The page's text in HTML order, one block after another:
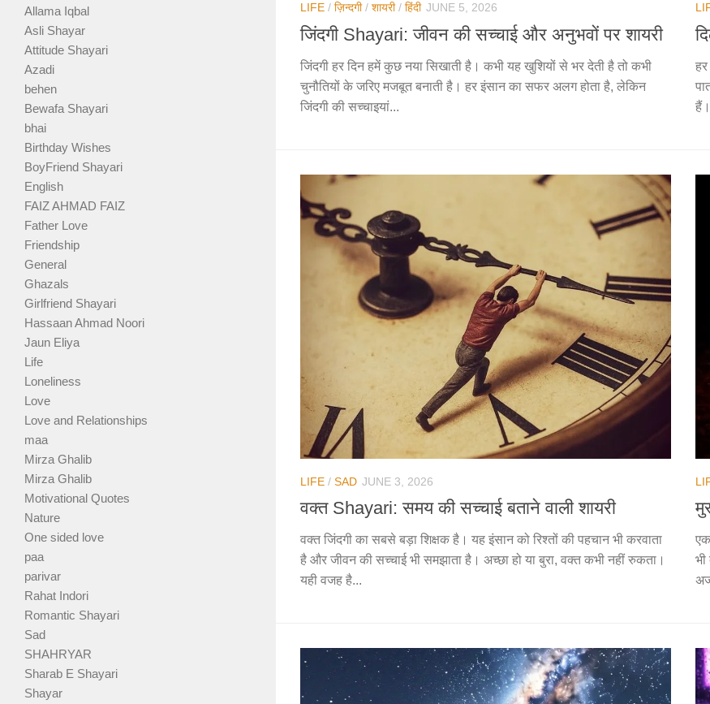
LIFE / ज़िन्दगी/ शायरी/ हिंदी JUNE 5, 2026
जिंदगी Shayari: जीवन की सच्चाई और अनुभवों पर शायरी
जिंदगी हर दिन हमें कुछ नया सिखाती है। कभी यह खुशियों से भर देती है तो कभी
चुनौतियों के जरिए मजबूत बनाती है। हर इंसान का सफर अलग होता है, लेकिन
जिंदगी की सच्चाइयां...
LIFE / SAD JUNE 3, 2026
वक्त Shayari: समय की सच्चाई बताने वाली शायरी
वक्त जिंदगी का सबसे बड़ा शिक्षक है। यह इंसान को रिश्तों की पहचान भी करवाता
है और जीवन की सच्चाई भी समझाता है। अच्छा हो या बुरा, वक्त कभी नहीं रुकता।
यही वजह है...
Allama Iqbal
Asli Shayar
Attitude Shayari
Azadi
behen
Bewafa Shayari
bhai
Birthday Wishes
BoyFriend Shayari
English
FAIZ AHMAD FAIZ
Father Love
Friendship
General
Ghazals
Girlfriend Shayari
Hassaan Ahmad Noori
Jaun Eliya
Life
Loneliness
Love
Love and Relationships
maa
Mirza Ghalib
Mirza Ghalib
Motivational Quotes
Nature
One sided love
paa
parivar
Rahat Indori
Romantic Shayari
Sad
SHAHRYAR
Sharab E Shayari
Shayar